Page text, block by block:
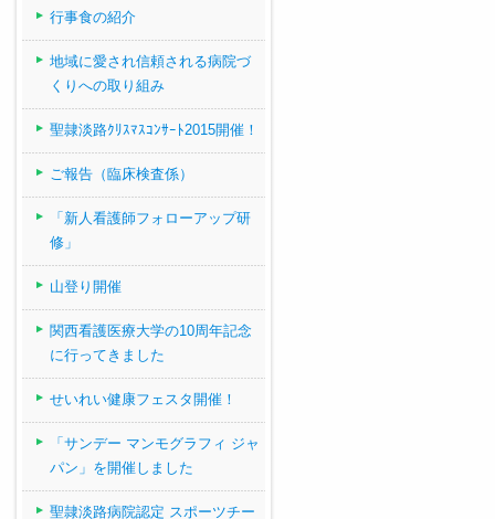
行事食の紹介
地域に愛され信頼される病院づ
くりへの取り組み
聖隷淡路ｸﾘｽﾏｽｺﾝｻｰﾄ2015開催！
ご報告（臨床検査係）
「新人看護師フォローアップ研
修」
山登り開催
関西看護医療大学の10周年記念
に行ってきました
せいれい健康フェスタ開催！
「サンデー マンモグラフィ ジャ
パン」を開催しました
聖隷淡路病院認定 スポーツチー